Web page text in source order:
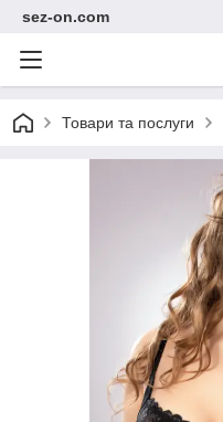
sez-on.com
Товари та послуги